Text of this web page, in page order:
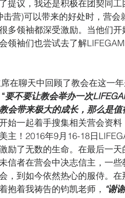
提议，我还是积极在团契同
营)可以带来的好处时，营
多领袖都深受激励。当他们
领袖们也尝试去了解
在聊天中回顾了教会在这一
“要不要让教会举办一次
会带来极大的成长，那么是值
始一起着手搜集相关营会资
主！2016年9月16-18日
励了无数的生命。在最后一
信者在营会中决志信主，一
，到如今依然热心的服侍。
抱着我祷告的钧凯老师， “谢